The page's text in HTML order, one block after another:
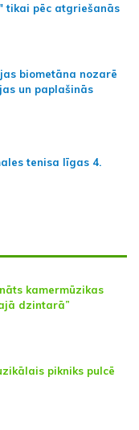
tikai pēc atgriešanās
biometāna nozarē
un paplašinās
tenisa līgas 4.
kamermūzikas
dzintarā”
pikniks pulcē